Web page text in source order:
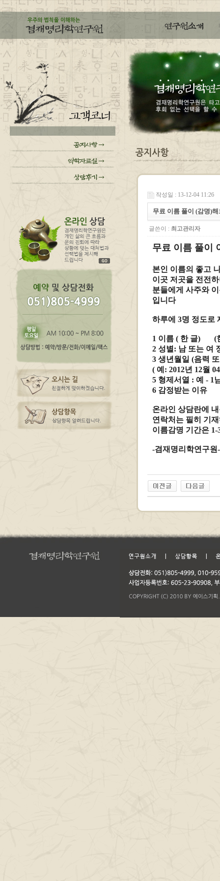
작성일 : 13-12-04 11:26
무료 이름 풀이 (감명)
글쓴이 : 최고관리자
무료 이름 풀이
본인 이름의 좋고
이곳 저곳을 전전
분들에게 사주와
입니다
하루에 3명 정도로
1 이름 ( 한 글) (
2 성별: 남 또는 여
3 생년월일 (음력
( 예: 2012년 12월
5 형제서열 : 예 - 1
6 감정받는 이유
온라인 상담란에
연락처는 필히 기
이름감명 기간은
-겸재명리학연구원-